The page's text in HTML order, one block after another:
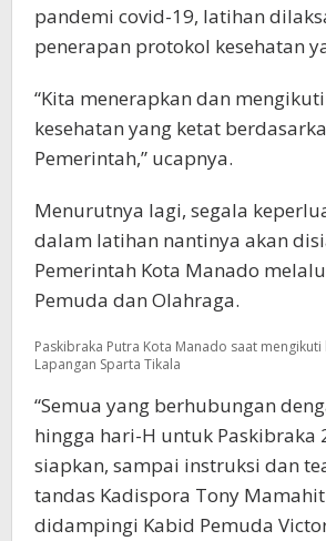
pandemi covid-19, latihan
penerapan protokol kesehatan
“Kita menerapkan dan
kesehatan yang ketat
Pemerintah,” ucapnya.
Menurutnya lagi, segala
dalam latihan nantinya akan
Pemerintah Kota Manado
Pemuda dan Olahraga.
Paskibraka Putra Kota Manado saat
Lapangan Sparta Tikala
“Semua yang berhubungan
hingga hari-H untuk Paskibraka
siapkan, sampai instruksi dan
tandas Kadispora Tony
didampingi Kabid Pemuda